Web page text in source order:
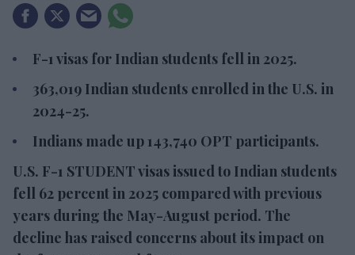
F-1 visas for Indian students fell in 2025.
363,019 Indian students enrolled in the U.S. in
Indians made up 143,740 OPT participants.
U.S. F-1 STUDENT visas issued to Indian students
years during the May-August period. The decline
has raised concerns about its impact on the future
U.S. workforce.
The findings are from a report by the Center for